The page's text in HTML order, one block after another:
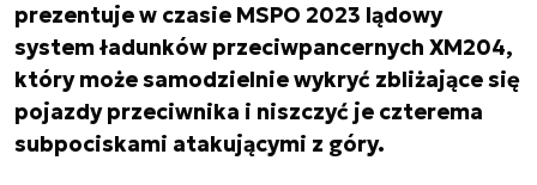
prezentuje w czasie MSPO 2023 lądowy
system ładunków przeciwpancernych XM204,
który może samodzielnie wykryć zbliżające się
pojazdy przeciwnika i niszczyć je czterema
subpociskami atakującymi z góry.